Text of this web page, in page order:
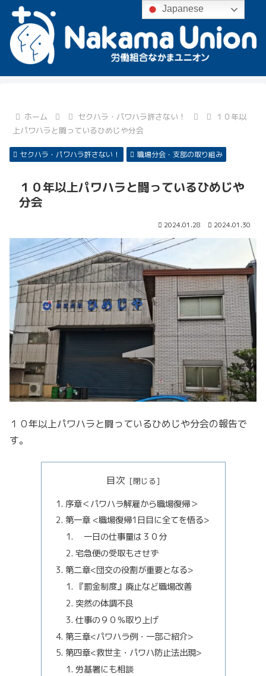
ホーム セクハラ・パワハラ許さない！
１０年以
上パワハラと闘っているひめじや分会
セクハラ・パワハラ許さない！ 職場分会・支部の取り組み
１０年以上パワハラと闘っているひめじや
分会
2024.01.28 2024.01.30
１０年以上パワハラと闘っているひめじや分会の報告で
す。
目次
序章＜パワハラ解雇から職場復帰＞
第一章 <職場復帰1日目に全てを悟る>
一日の仕事量は３０分
宅急便の受取もさせず
第二章<団交の役割が重要となる>
『罰金制度』廃止など職場改善
突然の体調不良
仕事の９０％取り上げ
第三章<パワハラ例・一部ご紹介>
第四章<救世主・パワハ防止法出現>
労基署にも相談
Japanese